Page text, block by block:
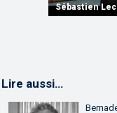
partenariat
Sébastien
Discours de
Lire aussi…